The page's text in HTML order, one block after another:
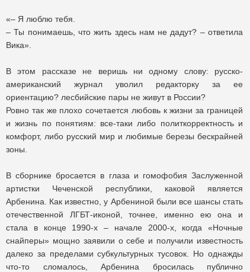
«‒ Я люблю тебя.
‒ Ты понимаешь, что жить здесь нам не дадут? ‒ ответила
Вика».
В этом рассказе не веришь ни одному слову: русско-
американский журнал уволил редакторку за ее
ориентацию? лесбийские пары не живут в России?
Ровно так же плохо сочетается любовь к жизни за границей
и жизнь по понятиям: все-таки либо политкорректность и
комфорт, либо русский мир и любимые березы бескрайней
зоны.
В сборнике бросается в глаза и гомофобия Заслуженной
артистки Чеченской республики, каковой является
Арбенина. Как известно, у Арбениной были все шансы стать
отечественной ЛГБТ-иконой, точнее, именно ею она и
стала в конце 1990-х ‒ начале 2000-х, когда «Ночные
снайперы» мощно заявили о себе и получили известность
далеко за пределами субкультурных тусовок. Но однажды
что-то сломалось, Арбенина бросилась публично